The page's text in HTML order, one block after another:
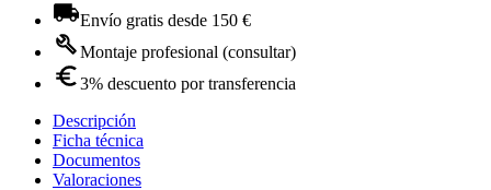
Envío gratis desde 150 €
Montaje profesional (consultar)
3% descuento por transferencia
Descripción
Ficha técnica
Documentos
Valoraciones